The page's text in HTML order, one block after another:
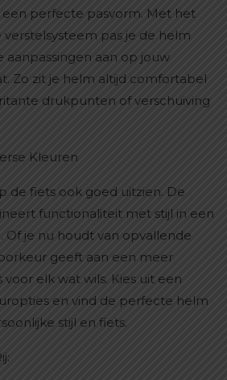
perfecte pasvorm. Met het
pas je de helm
aanpassingen aan op jouw
Zo zit je helm altijd comfortabel
drukpunten of verschuiving
Kleuren
de fiets ook goed uitzien. De
functionaliteit met stijl in een
Of je nu houdt van opvallende
geeft aan een meer
elk wat wils. Kies uit een
en vind de perfecte helm
stijl en fiets.